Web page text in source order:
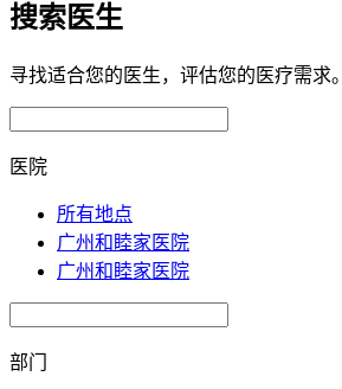
搜索医生
寻找适合您的医生，评估您的医疗需求。
医院
所有地点
广州和睦家医院
广州和睦家医院
部门